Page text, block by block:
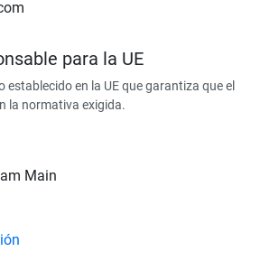
para la UE
establecido en la UE que garantiza que el
la normativa exigida.
Main